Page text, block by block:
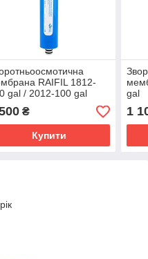
RAIFIL 1812-
gal / 2012-100 gal
₴
Купити
gal
1